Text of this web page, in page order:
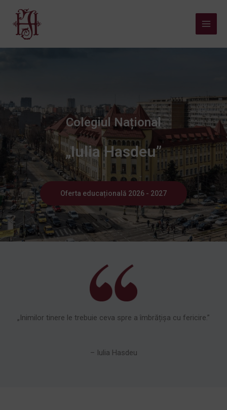
Colegiul Național
„Iulia Hasdeu”
Oferta educațională 2026 - 2027
„Inimilor tinere le trebuie ceva spre a îmbrățișa cu fericire.”
– Iulia Hasdeu